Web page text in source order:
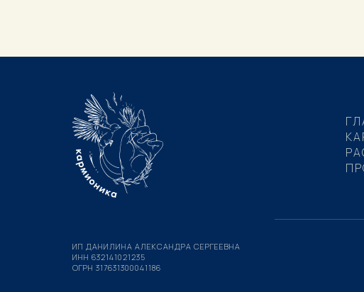
ИП ДАНИЛИНА АЛЕКСАНДРА СЕРГЕЕВНА
ИНН 632141021235
ОГРН 317631300041186